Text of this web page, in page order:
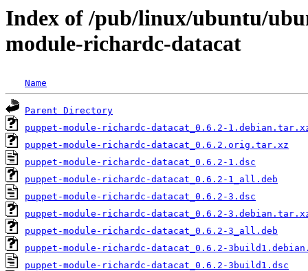
Index of /pub/linux/ubuntu/
module-richardc-datacat
Name
Parent Directory
puppet-module-richardc-datacat_0.6.2-
puppet-module-richardc-datacat_0.6.2.orig.tar.xz
puppet-module-richardc-datacat_0.6.2-1.dsc
puppet-module-richardc-datacat_0.6.2-1_all.deb
puppet-module-richardc-datacat_0.6.2-3.dsc
puppet-module-richardc-datacat_0.6.2-
puppet-module-richardc-datacat_0.6.2-3_all.deb
puppet-module-richardc-datacat_0.6.2-
puppet-module-richardc-datacat_0.6.2-3build1.dsc